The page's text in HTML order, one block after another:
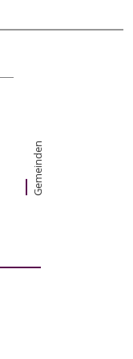
Gemeinden